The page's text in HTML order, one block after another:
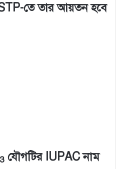
তে তার আয়তন হবে
3 যৌগটির IUPAC নাম